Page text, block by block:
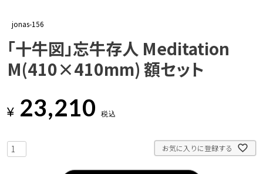
jonas-156
「十牛図」忘牛存人 Meditation
M(410×410mm) 額セット
¥ 23,210 税込
お気に入りに登録する